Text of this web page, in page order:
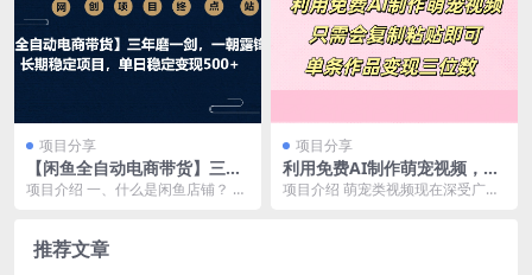
项目分享
【闲鱼全自动电商带货】三年
磨一剑，一朝露锋芒，长期稳
项目介绍 一、什么是闲鱼店铺？ 闲
项目分享
利用免费AI制作萌宠视频，只
需会复制粘贴，单条作品变现
项目介绍 萌宠类视频现在深受广大
推荐文章